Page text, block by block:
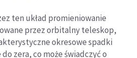
ten układ promieniowanie
przez orbitalny teleskop,
okresowe spadki
zera, co może świadczyć o